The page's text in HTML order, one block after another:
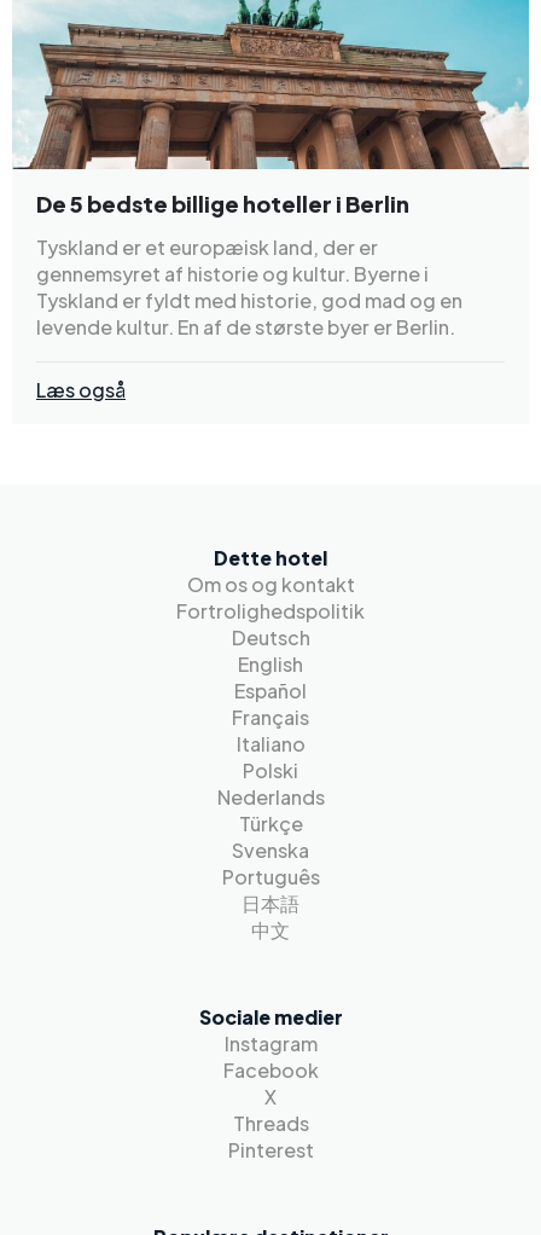
De 5 bedste billige hoteller i Berlin
Tyskland er et europæisk land, der er
gennemsyret af historie og kultur. Byerne i
Tyskland er fyldt med historie, god mad og en
levende kultur. En af de største byer er Berlin.
Læs også
Dette hotel
Om os og kontakt
Fortrolighedspolitik
Deutsch
English
Español
Français
Italiano
Polski
Nederlands
Türkçe
Svenska
Português
日本語
中文
Sociale medier
Instagram
Facebook
X
Threads
Pinterest